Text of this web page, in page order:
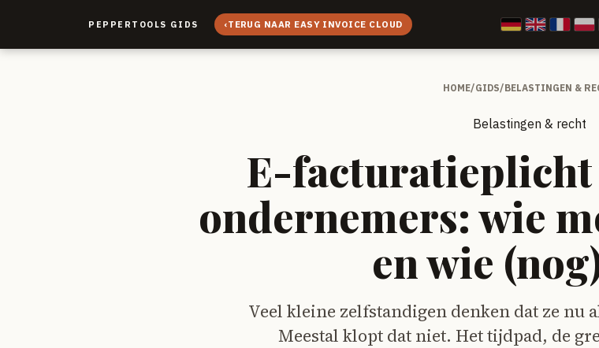
PEPPERTOOLS GIDS ‹TERUG NAAR EASY INVOICE CLOUD
HOME/GIDS/BELASTINGEN &
Belastingen & recht
E-facturatieplicht
ondernemers: wie
en wie
Veel kleine zelfstandigen denken dat ze nu
Meestal klopt dat niet. Het tijdpad, de